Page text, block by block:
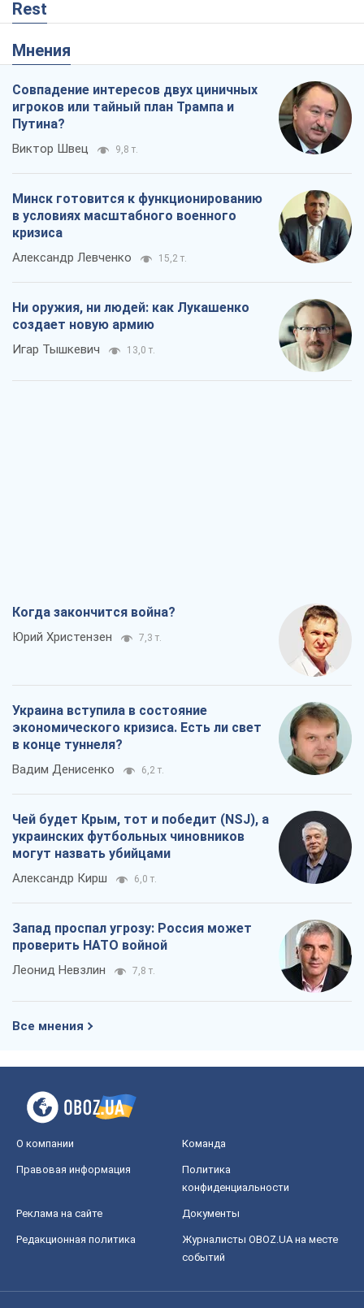
Rest
Мнения
Совпадение интересов двух циничных
игроков или тайный план Трампа и
Путина?
Виктор Швец 9,8 т.
Минск готовится к функционированию
в условиях масштабного военного
кризиса
Александр Левченко 15,2 т.
Ни оружия, ни людей: как Лукашенко
создает новую армию
Игар Тышкевич 13,0 т.
Когда закончится война?
Юрий Христензен 7,3 т.
Украина вступила в состояние
экономического кризиса. Есть ли свет
в конце туннеля?
Вадим Денисенко 6,2 т.
Чей будет Крым, тот и победит (NSJ), а
украинских футбольных чиновников
могут назвать убийцами
Александр Кирш 6,0 т.
Запад проспал угрозу: Россия может
проверить НАТО войной
Леонид Невзлин 7,8 т.
Все мнения
О компании Команда
Правовая информация
Политика
конфиденциальности
Реклама на сайте Документы
Редакционная политика
Журналисты OBOZ.UA на месте
событий